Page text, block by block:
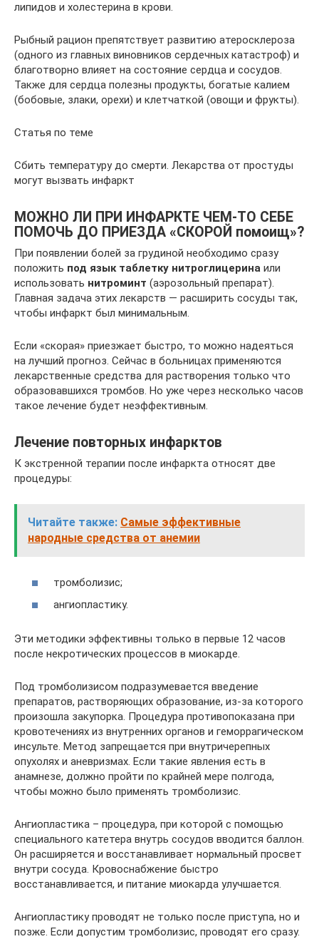
липидов и холестерина в крови.
Рыбный рацион препятствует развитию атеросклероза
(одного из главных виновников сердечных катастроф) и
благотворно влияет на состояние сердца и сосудов.
Также для сердца полезны продукты, богатые калием
(бобовые, злаки, орехи) и клетчаткой (овощи и фрукты).
Статья по теме
Сбить температуру до смерти. Лекарства от простуды
могут вызвать инфаркт
МОЖНО ЛИ ПРИ ИНФАРКТЕ ЧЕМ-ТО СЕБЕ
ПОМОЧЬ ДО ПРИЕЗДА «СКОРОЙ помоищ»?
При появлении болей за грудиной необходимо сразу
положить под язык таблетку нитроглицерина или
использовать нитроминт (аэрозольный препарат).
Главная задача этих лекарств — расширить сосуды так,
чтобы инфаркт был минимальным.
Если «скорая» приезжает быстро, то можно надеяться
на лучший прогноз. Сейчас в больницах применяются
лекарственные средства для растворения только что
образовавшихся тромбов. Но уже через несколько часов
такое лечение будет неэффективным.
Лечение повторных инфарктов
К экстренной терапии после инфаркта относят две
процедуры:
Читайте также: Самые эффективные
народные средства от анемии
тромболизис;
ангиопластику.
Эти методики эффективны только в первые 12 часов
после некротических процессов в миокарде.
Под тромболизисом подразумевается введение
препаратов, растворяющих образование, из-за которого
произошла закупорка. Процедура противопоказана при
кровотечениях из внутренних органов и геморрагическом
инсульте. Метод запрещается при внутричерепных
опухолях и аневризмах. Если такие явления есть в
анамнезе, должно пройти по крайней мере полгода,
чтобы можно было применять тромболизис.
Ангиопластика – процедура, при которой с помощью
специального катетера внутрь сосудов вводится баллон.
Он расширяется и восстанавливает нормальный просвет
внутри сосуда. Кровоснабжение быстро
восстанавливается, и питание миокарда улучшается.
Ангиопластику проводят не только после приступа, но и
позже. Если допустим тромболизис, проводят его сразу.